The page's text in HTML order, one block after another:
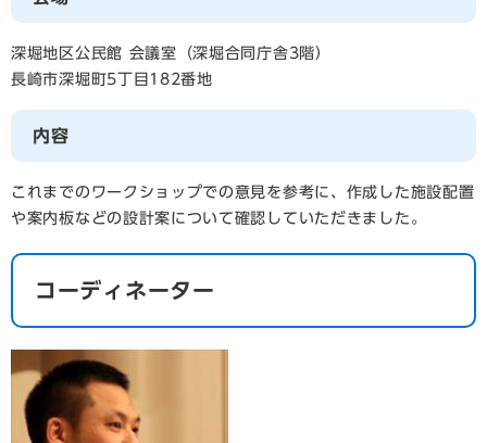
深堀地区公民館 会議室（深堀合同庁舎3階）
長崎市深堀町5丁目182番地
内容
これまでのワークショップでの意見を参考に、作成した施設配置
や案内板などの設計案について確認していただきました。
コーディネーター